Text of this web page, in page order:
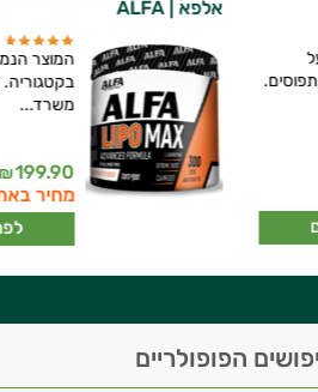
אלפא | ALFA
המוצר
בקטגוריה.
משרד...
199.90
₪
מחיר
הפופולריים